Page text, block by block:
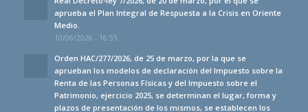
aprueba el Plan Integral de Respuesta a la Crisis en Oriente
Medio.
10/06/2026 - 16:55
Orden HAC/277/2026, de 25 de marzo, por la que se
aprueban los modelos de declaración del Impuesto sobre la
Renta de las Personas Físicas y del Impuesto sobre el
Patrimonio, ejercicio 2025, se determinan el lugar, forma y
plazos de presentación de los mismos, se establecen los